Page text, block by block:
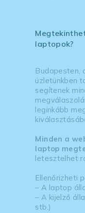
laptopok?
Budapesten,
üzletünkben
segítenek
leginkább
Minden a
laptop
letesztelhet
Ellenőrizheti
– A laptop
– A kijelző
stb.)